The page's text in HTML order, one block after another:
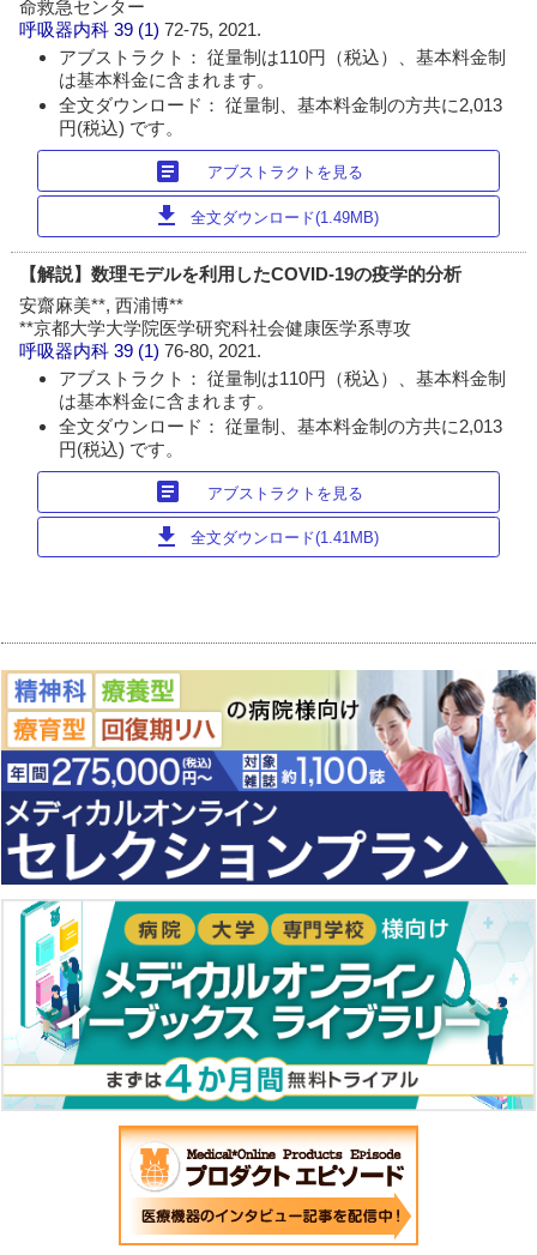
命救急センター
呼吸器内科 39 (1)72-75, 2021.
アブストラクト： 従量制は110円（税込）、基本料金制
は基本料金に含まれます。
全文ダウンロード： 従量制、基本料金制の方共に2,013
円(税込) です。
article アブストラクトを見る
download 全文ダウンロード(1.49MB)
【解説】数理モデルを利用したCOVID-19の疫学的分析
安齋麻美**, 西浦博**
**京都大学大学院医学研究科社会健康医学系専攻
呼吸器内科 39 (1)76-80, 2021.
アブストラクト： 従量制は110円（税込）、基本料金制
は基本料金に含まれます。
全文ダウンロード： 従量制、基本料金制の方共に2,013
円(税込) です。
article アブストラクトを見る
download 全文ダウンロード(1.41MB)